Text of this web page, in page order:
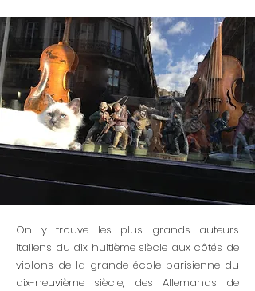
On y trouve les plus grands auteurs
italiens du dix huitième siècle aux côtés de
violons de la grande école parisienne du
dix-neuvième siècle, des Allemands de